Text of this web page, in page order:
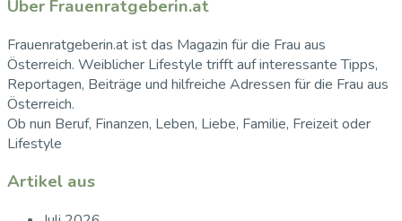
Über Frauenratgeberin.at
Frauenratgeberin.at ist das Magazin für die Frau aus
Österreich. Weiblicher Lifestyle trifft auf interessante Tipps,
Reportagen, Beiträge und hilfreiche Adressen für die Frau aus
Österreich.
Ob nun Beruf, Finanzen, Leben, Liebe, Familie, Freizeit oder
Lifestyle
Artikel aus